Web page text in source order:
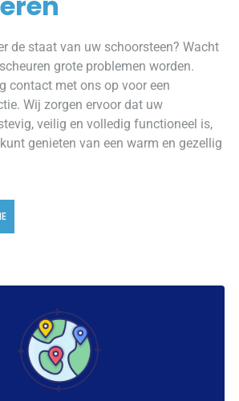
de staat van uw schoorsteen? Wacht
grote problemen worden.
contact met ons op voor een
Wij zorgen ervoor dat uw
veilig en volledig functioneel is,
genieten van een warm en gezellig